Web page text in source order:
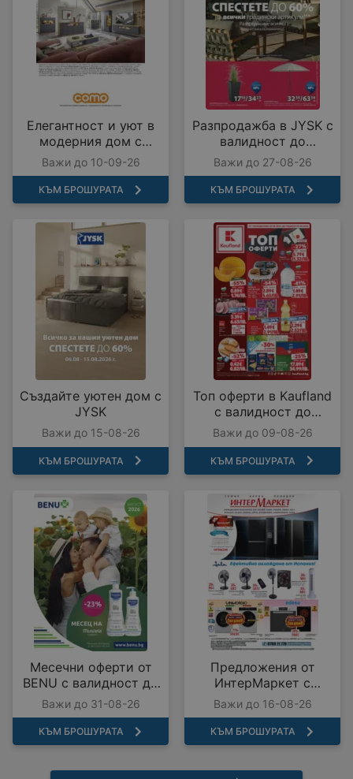
Елегантност и уют в
модерния дом с
COMO с валидност до
10.09.2026
Важи до 10-09-26
КЪМ БРОШУРАТА
Разпродажба в JYSK с
валидност до
27.08.2026
Важи до 27-08-26
КЪМ БРОШУРАТА
Създайте уютен дом с
JYSK
Важи до 15-08-26
КЪМ БРОШУРАТА
Топ оферти в Kaufland
с валидност до
09.08.2026
Важи до 09-08-26
КЪМ БРОШУРАТА
Месечни оферти от
BENU с валидност до
31.08.2026
Важи до 31-08-26
КЪМ БРОШУРАТА
Предложения от
ИнтерМаркет с
валидност до
16.08.2026
Важи до 16-08-26
КЪМ БРОШУРАТА